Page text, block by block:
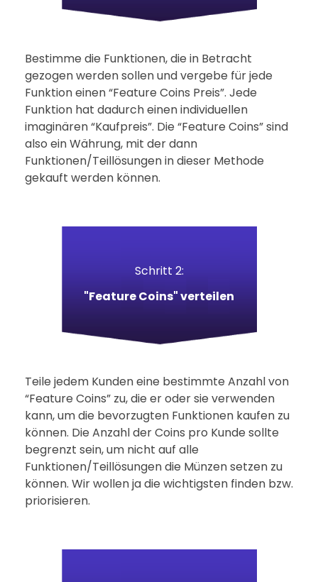
Bestimme die Funktionen, die in Betracht
gezogen werden sollen und vergebe für jede
Funktion einen “Feature Coins Preis”. Jede
Funktion hat dadurch einen individuellen
imaginären “Kaufpreis”. Die “Feature Coins” sind
also ein Währung, mit der dann
Funktionen/Teillösungen in dieser Methode
gekauft werden können.
Schritt 2:
"Feature Coins" verteilen
Teile jedem Kunden eine bestimmte Anzahl von
“Feature Coins” zu, die er oder sie verwenden
kann, um die bevorzugten Funktionen kaufen zu
können. Die Anzahl der Coins pro Kunde sollte
begrenzt sein, um nicht auf alle
Funktionen/Teillösungen die Münzen setzen zu
können. Wir wollen ja die wichtigsten finden bzw.
priorisieren.